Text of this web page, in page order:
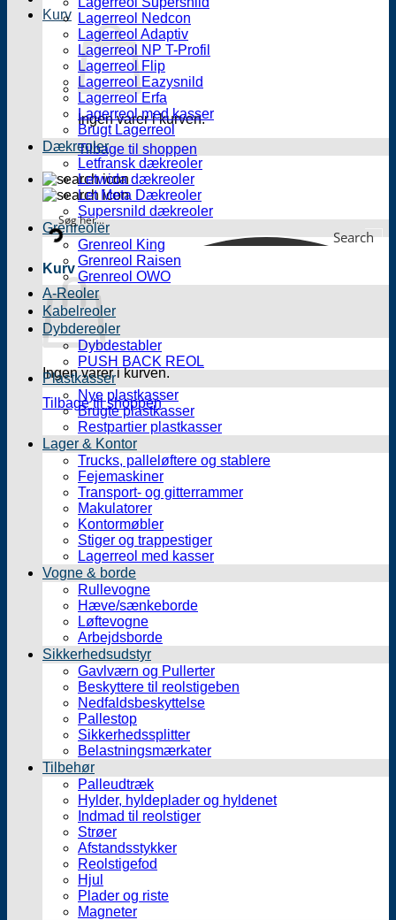
Kurv
Ingen varer i kurven.
Tilbage til shoppen
Search
Kurv
Ingen varer i kurven.
Tilbage til shoppen
Lagerreol Nedcon
Lagerreol Adaptiv
Lagerreol NP T-Profil
Lagerreol Flip
Lagerreol Eazysnild
Lagerreol Erfa
Lagerreol med kasser
Brugt Lagerreol
Dækreoler
Letfransk dækreoler
Letwida dækreoler
Let Meta Dækreoler
Supersnild dækreoler
Grenreoler
Grenreol King
Grenreol Raisen
Grenreol OWO
A-Reoler
Kabelreoler
Dybdereoler
Dybdestabler
PUSH BACK REOL
Plastkasser
Nye plastkasser
Brugte plastkasser
Restpartier plastkasser
Lager & Kontor
Trucks, palleløftere og stablere
Fejemaskiner
Transport- og gitterrammer
Makulatorer
Kontormøbler
Stiger og trappestiger
Lagerreol med kasser
Vogne & borde
Rullevogne
Hæve/sænkeborde
Løftevogne
Arbejdsborde
Sikkerhedsudstyr
Gavlværn og Pullerter
Beskyttere til reolstigeben
Nedfaldsbeskyttelse
Pallestop
Sikkerhedssplitter
Belastningsmærkater
Tilbehør
Palleudtræk
Hylder, hyldeplader og hyldenet
Indmad til reolstiger
Strøer
Afstandsstykker
Reolstigefod
Hjul
Plader og riste
Magneter